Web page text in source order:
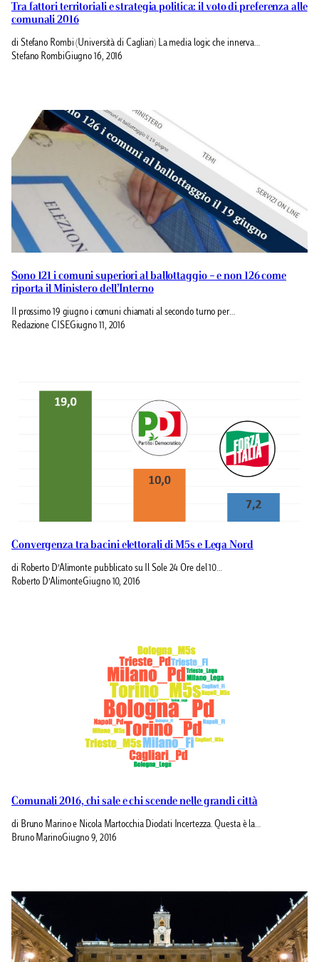
Tra fattori territoriali e strategia politica: il voto di preferenza alle
comunali 2016
di Stefano Rombi (Università di Cagliari) La media logic che innerva…
Stefano RombiGiugno 16, 2016
Sono 121 i comuni superiori al ballottaggio – e non 126 come
riporta il Ministero dell’Interno
Il prossimo 19 giugno i comuni chiamati al secondo turno per…
Redazione CISEGiugno 11, 2016
Convergenza tra bacini elettorali di M5s e Lega Nord
di Roberto D’Alimonte pubblicato su Il Sole 24 Ore del 10…
Roberto D’AlimonteGiugno 10, 2016
Comunali 2016, chi sale e chi scende nelle grandi città
di Bruno Marino e Nicola Martocchia Diodati Incertezza. Questa è la…
Bruno MarinoGiugno 9, 2016